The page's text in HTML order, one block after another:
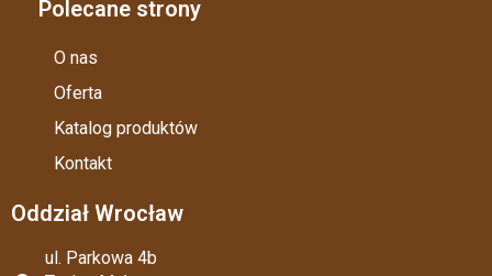
Polecane strony
O nas
Oferta
Katalog produktów
Kontakt
Oddział Wrocław
ul. Parkowa 4b